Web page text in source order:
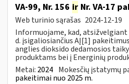
VA-99, Nr. 156 ir Nr. VA-17
Web turinio sąrašas 2024-12-19
Informuojame, kad, atsižvelgiant
d. įsigaliosiančius AĮ[1]
anglies dioksido dedamosios
produktams bei į Energinių
Metai: 2024 Mokesčių įstatymų
pakeitimai nuo 2025 m.